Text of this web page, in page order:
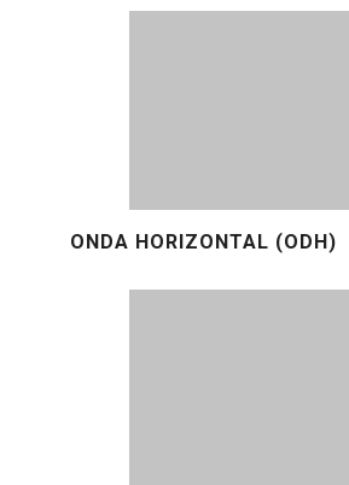
ONDA HORIZONTAL (ODH)